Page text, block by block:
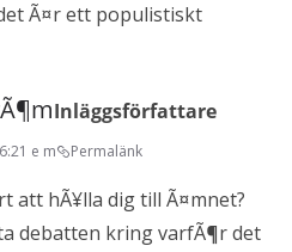
Ã¤r ett populistiskt
Inläggsförfattare
e m Permalänk
att hÃ¥lla dig till Ã¤mnet?
debatten kring varfÃ¶r det